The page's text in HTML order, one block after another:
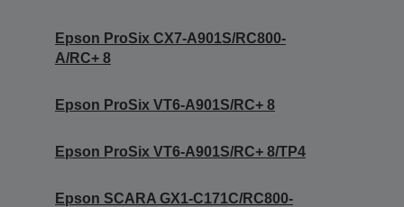
Epson ProSix CX7-A901S/RC800-
A/RC+ 8
Epson ProSix VT6-A901S/RC+ 8
Epson ProSix VT6-A901S/RC+ 8/TP4
Epson SCARA GX1-C171C/RC800-